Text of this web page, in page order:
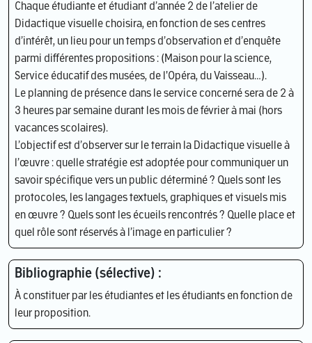
Chaque étudiante et étudiant d’année 2 de l’atelier de
Didactique visuelle choisira, en fonction de ses centres
d’intérêt, un lieu pour un temps d’observation et d’enquête
parmi différentes propositions : (Maison pour la science,
Service éducatif des musées, de l'Opéra, du Vaisseau…).
Le planning de présence dans le service concerné sera de 2 à
3 heures par semaine durant les mois de février à mai (hors
vacances scolaires).
L’objectif est d’observer sur le terrain la Didactique visuelle à
l’œuvre : quelle stratégie est adoptée pour communiquer un
savoir spécifique vers un public déterminé ? Quels sont les
protocoles, les langages textuels, graphiques et visuels mis
en œuvre ? Quels sont les écueils rencontrés ? Quelle place et
quel rôle sont réservés à l’image en particulier ?
Bibliographie (sélective) :
À constituer par les étudiantes et les étudiants en fonction de
leur proposition.